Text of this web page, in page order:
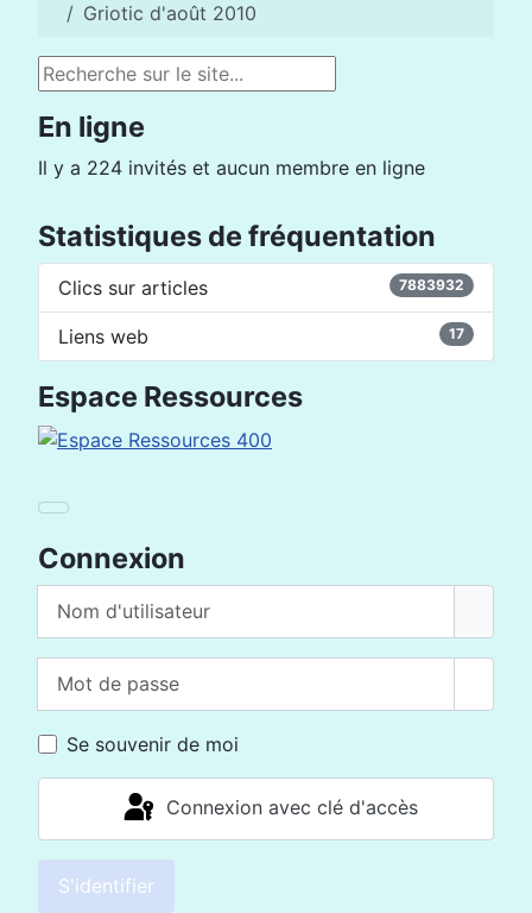
Espace Ressources
Connexion
Se souvenir de moi
Connexion avec clé d'accès
S'identifier
Griotic d'août 2010
Rechercher
En ligne
Il y a 224 invités et aucun membre en ligne
Statistiques de fréquentation
Clics sur articles 7883932
Liens web 17